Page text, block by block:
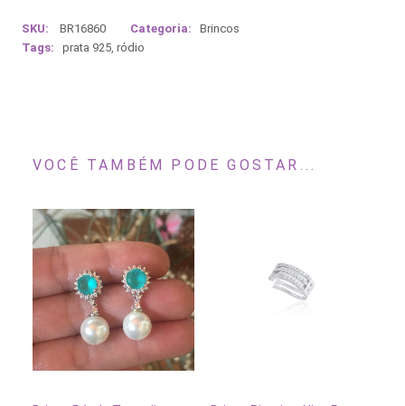
SKU: BR16860 Categoria:
Brincos
Tags:
prata 925, ródio
VOCÊ TAMBÉM PODE GOSTAR...